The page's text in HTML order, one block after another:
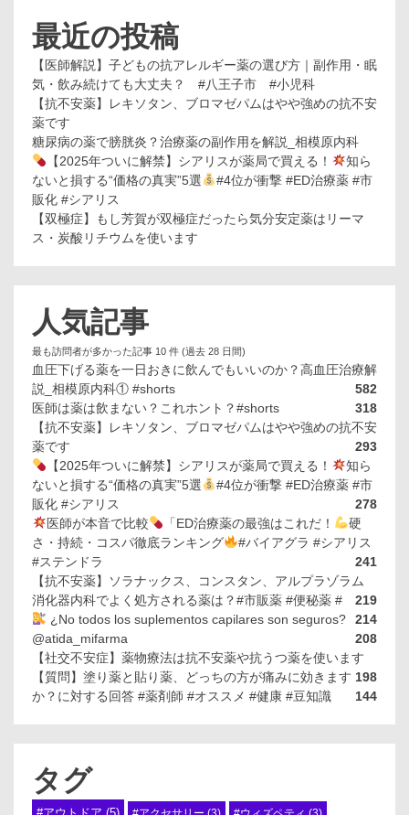
最近の投稿
【医師解説】子どもの抗アレルギー薬の選び方｜副作用・眠
気・飲み続けても大丈夫？ #八王子市 #小児科
【抗不安薬】レキソタン、ブロマゼパムはやや強めの抗不安
薬です
糖尿病の薬で膀胱炎？治療薬の副作用を解説_相模原内科
【2025年ついに解禁】シアリスが薬局で買える！
知ら
ないと損する“価格の真実”5選
#4位が衝撃 #ED治療薬 #市
販化 #シアリス
【双極症】もし芳賀が双極症だったら気分安定薬はリーマ
ス・炭酸リチウムを使います
人気記事
最も訪問者が多かった記事 10 件 (過去 28 日間)
血圧下げる薬を一日おきに飲んでもいいのか？高血圧治療解
説_相模原内科① #shorts
582
医師は薬は飲まない？これホント？#shorts
318
【抗不安薬】レキソタン、ブロマゼパムはやや強めの抗不安
薬です
293
【2025年ついに解禁】シアリスが薬局で買える！
知ら
ないと損する“価格の真実”5選
#4位が衝撃 #ED治療薬 #市
販化 #シアリス
278
医師が本音で比較
「ED治療薬の最強はこれだ！
硬
さ・持続・コスパ徹底ランキング
#バイアグラ #シアリス
#ステンドラ
241
【抗不安薬】ソラナックス、コンスタン、アルプラゾラム
219
消化器内科でよく処方される薬は？#市販薬 #便秘薬 #
214
¿No todos los suplementos capilares son seguros?
@atida_mifarma
208
【社交不安症】薬物療法は抗不安薬や抗うつ薬を使います
198
【質問】塗り薬と貼り薬、どっちの方が痛みに効きます
か？に対する回答 #薬剤師 #オススメ #健康 #豆知識
144
タグ